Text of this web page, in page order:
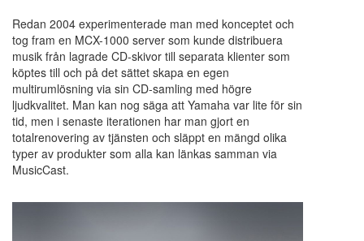
Redan 2004 experimenterade man med konceptet och
tog fram en MCX-1000 server som kunde distribuera
musik från lagrade CD-skivor till separata klienter som
köptes till och på det sättet skapa en egen
multirumlösning via sin CD-samling med högre
ljudkvalitet. Man kan nog säga att Yamaha var lite för sin
tid, men i senaste iterationen har man gjort en
totalrenovering av tjänsten och släppt en mängd olika
typer av produkter som alla kan länkas samman via
MusicCast.